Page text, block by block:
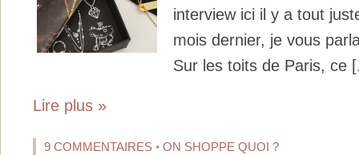
interview ici il y a tout
mois dernier, je vous
Sur les toits de Paris, ce
Lire plus »
9 COMMENTAIRES • ON SHOPPE QUOI ?